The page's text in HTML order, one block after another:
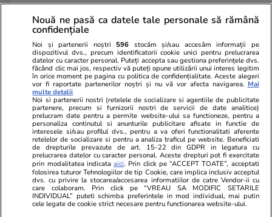
Ce sunt norii pyrocumulonimbus
care alimentează dezastrele din
Europa: „Întrebarea este dacă
vine unul marți sau miercuri”
Povestea
marinar
derivă în
Vacanțe și Cultură 26 iul.
Care sunt lucrurile pe care le
uităm cel mai des când plecăm
în concediu
Nouă ne pasă ca datele tale personale să rămână
confidențiale
Noi și partenerii noștri 596 stocăm și/sau accesăm informații pe
dispozitivul dvs., precum identificatorii cookie unici pentru prelucrarea
datelor cu caracter personal. Puteți accepta sau gestiona preferințele dvs.
făcând clic mai jos, respectiv vă puteți opune utilizării unui interes legitim
în orice moment pe pagina cu politica de confidențialitate. Aceste alegeri
vor fi raportate partenerilor noștri și nu vă vor afecta navigarea. Mai
multe detalii
Noi si partenerii nostri (retelele de socializare si agentiile de publicitate
partenere, precum si furnizorii nostri de servicii de date analitice)
prelucram date pentru a permite website-ului sa functioneze, pentru a
personaliza continutul si anunturile publicitare afisate in functie de
interesele si/sau profilul dvs., pentru a va oferi functionalitati aferente
retelelor de socializare si pentru a analiza traficul pe website. Beneficiati
de drepturile prevazute de art. 15-22 din GDPR in legatura cu
prelucrarea datelor cu caracter personal. Aceste drepturi pot fi exercitate
prin modalitatea indicataaici. Prin click pe “ACCEPT TOATE”, acceptati
folosirea tuturor Tehnologiilor de tip Cookie, care implica inclusiv acceptul
dvs. cu privire la stocarea/accesarea informatiilor de catre Vendor-ii cu
care colaboram. Prin click pe “VREAU SA MODIFIC SETARILE
INDIVIDUAL” puteti schimba preferintele in mod individual, mai putin
cele legate de cookie strict necesare pentru functionarea website-ului.